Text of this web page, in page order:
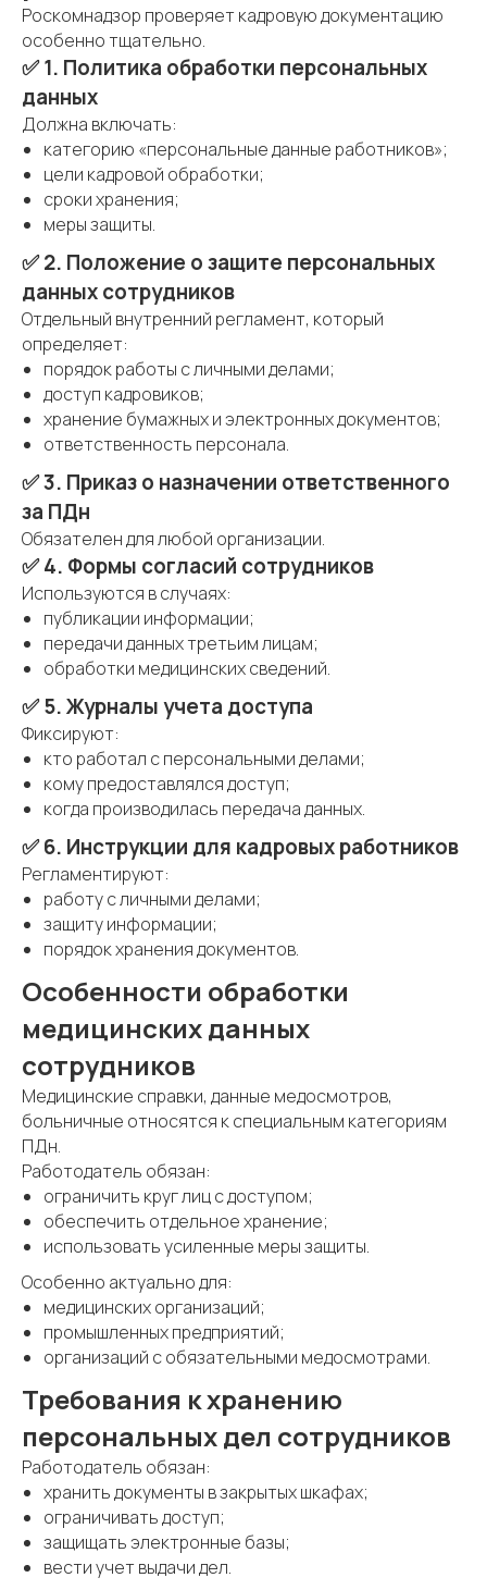
Роскомнадзор проверяет кадровую документацию
особенно тщательно.
✅ 1. Политика обработки персональных
данных
Должна включать:
категорию «персональные данные работников»;
цели кадровой обработки;
сроки хранения;
меры защиты.
✅ 2. Положение о защите персональных
данных сотрудников
Отдельный внутренний регламент, который
определяет:
порядок работы с личными делами;
доступ кадровиков;
хранение бумажных и электронных документов;
ответственность персонала.
✅ 3. Приказ о назначении ответственного
за ПДн
Обязателен для любой организации.
✅ 4. Формы согласий сотрудников
Используются в случаях:
публикации информации;
передачи данных третьим лицам;
обработки медицинских сведений.
✅ 5. Журналы учета доступа
Фиксируют:
кто работал с персональными делами;
кому предоставлялся доступ;
когда производилась передача данных.
✅ 6. Инструкции для кадровых работников
Регламентируют:
работу с личными делами;
защиту информации;
порядок хранения документов.
Особенности обработки
медицинских данных
сотрудников
Медицинские справки, данные медосмотров,
больничные относятся к специальным категориям
ПДн.
Работодатель обязан:
ограничить круг лиц с доступом;
обеспечить отдельное хранение;
использовать усиленные меры защиты.
Особенно актуально для:
медицинских организаций;
промышленных предприятий;
организаций с обязательными медосмотрами.
Требования к хранению
персональных дел сотрудников
Работодатель обязан:
хранить документы в закрытых шкафах;
ограничивать доступ;
защищать электронные базы;
вести учет выдачи дел.